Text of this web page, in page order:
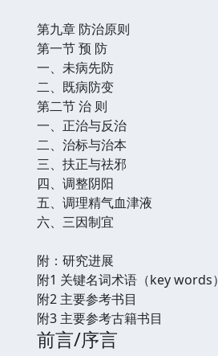
第九章 防治原则
第一节 预 防
一、未病先防
二、既病防变
第二节 治 则
一、正治与反治
二、治标与治本
三、扶正与祛邪
四、调整阴阳
五、调理精气血津液
六、三因制宜
附：研究进展
附1 关键名词术语（key words）
附2 主要参考书目
附3 主要参考古籍书目
前言/序言